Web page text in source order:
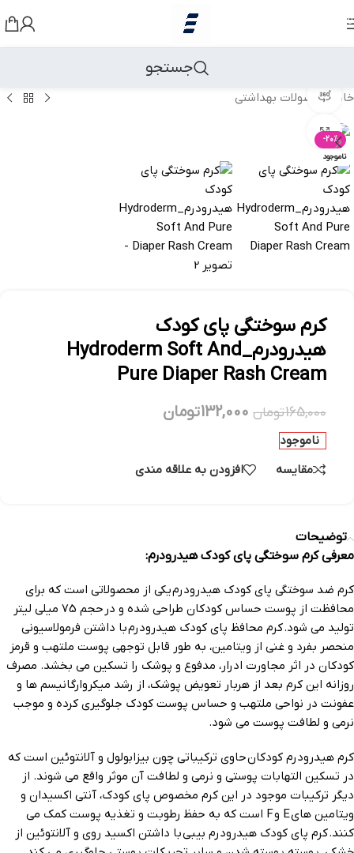
رد کردن به ناوبری
جستجو
خانه /محصولات بهداشتی
-20%
ناموجود
مشاهده 360 درجه
کرم سوختگی پای کودک
هیدرودرم_Hydroderm Soft And
Pure Diaper Rash Cream
165,000تومان 132,000تومان
ناموجود
مقایسه
افزودن به علاقه مندی
توضیحات
معرفی کرم سوختگی پای کودک هیدرودرم:
کرم ضد سوختگی پای کودک هیدرودرم یکی از محصولاتی است که برای
محافظت از پوست حساس کودکان طراحی شده و در حجم 75 میلی لیتر
تولید می شود. کرم محافظ پای کودک هیدرودرم با داشتن فرمولاسیونی
منحصر بفرد و غنی از ویتامین، به طور قابل توجهی پوست ملتهب و قرمز
کودکان در اثر مجاورت ادرار، مدفوع و پوشک را تسکین می بخشد. مصرف
روزانه این کرم بعد از هربار تعویض پوشک، از رشد میکروارگانیسم ها و
عفونت در نواحی ملتهب و حساس پوست کودک جلوگیری کرده و موجب
نرمی و لطافت پوست می شود.
کرم هیدرودرم کودکان حاوی ترکیباتی چون بیزابولول و آلانتوئین است که
در تسکین التهابات پوستی و نرمی و لطافت آن موثر واقع می شوند. از
دیگر ترکیبات موجود در این کرم مخصوص پای کودک، آنتی اکسیدان و
ویتامین های E و F است که به حفظ رطوبت و تغذیه پوست کمک می
کنند. کرم پای کودک هیدرودرم بیبی با داشتن اکسید روی و آلانتوئین از